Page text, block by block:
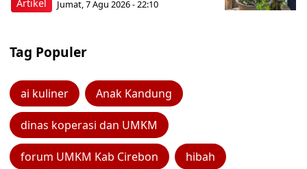
Artikel Jumat, 7 Agu 2026 - 22:10
Tag Populer
ai kuliner Anak Kandung
dinas koperasi dan UMKM
forum UMKM Kab Cirebon hibah